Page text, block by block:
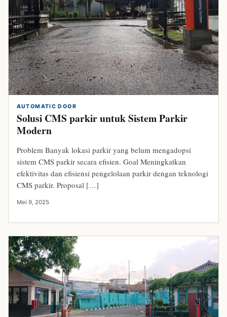
AUTOMATIC DOOR
Solusi CMS parkir untuk Sistem Parkir
Modern
Problem Banyak lokasi parkir yang belum mengadopsi
sistem CMS parkir secara efisien. Goal Meningkatkan
efektivitas dan efisiensi pengelolaan parkir dengan teknologi
CMS parkir. Proposal […]
Mei 9, 2025